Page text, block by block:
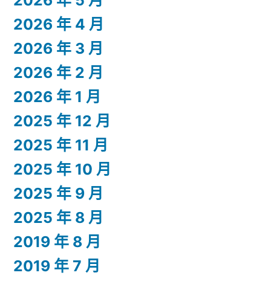
2026 年 4 月
2026 年 3 月
2026 年 2 月
2026 年 1 月
2025 年 12 月
2025 年 11 月
2025 年 10 月
2025 年 9 月
2025 年 8 月
2019 年 8 月
2019 年 7 月